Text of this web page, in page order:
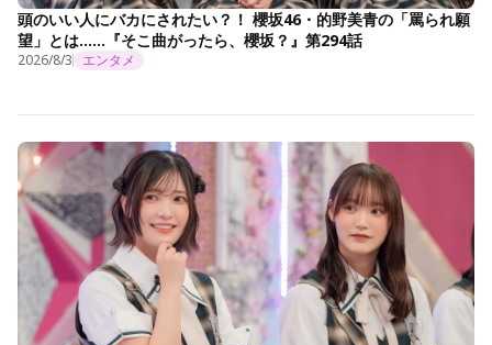
頭のいい人にバカにされたい？！ 櫻坂46・的野美青の「罵られ願
望」とは……『そこ曲がったら、櫻坂？』第294話
2026/8/3 エンタメ